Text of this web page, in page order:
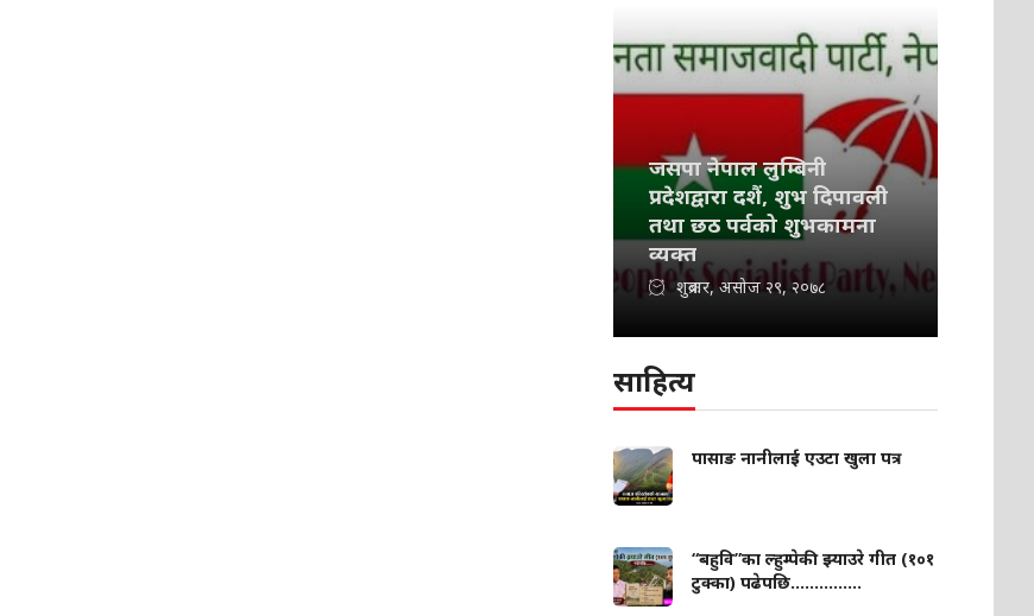
जसपा नेपाल लुम्बिनी
प्रदेशद्वारा दशैं, शुभ दिपावली
तथा छठ पर्वको शुभकामना
व्यक्त
शुक्रबार, असोज २९, २०७८
साहित्य
पासाङ नानीलाई एउटा खुला पत्र
“बहुवि”का ल्हुम्पेकी झ्याउरे गीत (१०१
टुक्का) पढेपछि...............